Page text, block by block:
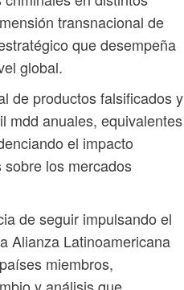
transnacional de
que desempeña
global.
de productos falsificados y
mdd anuales, equivalentes
el impacto
los mercados
de seguir impulsando el
Alianza Latinoamericana
miembros,